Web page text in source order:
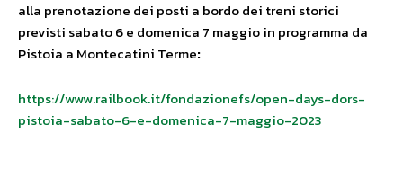
alla prenotazione dei posti a bordo dei treni storici
previsti sabato 6 e domenica 7 maggio in programma da
Pistoia a Montecatini Terme:
https://www.railbook.it/fondazionefs/open-days-dors-
pistoia-sabato-6-e-domenica-7-maggio-2023